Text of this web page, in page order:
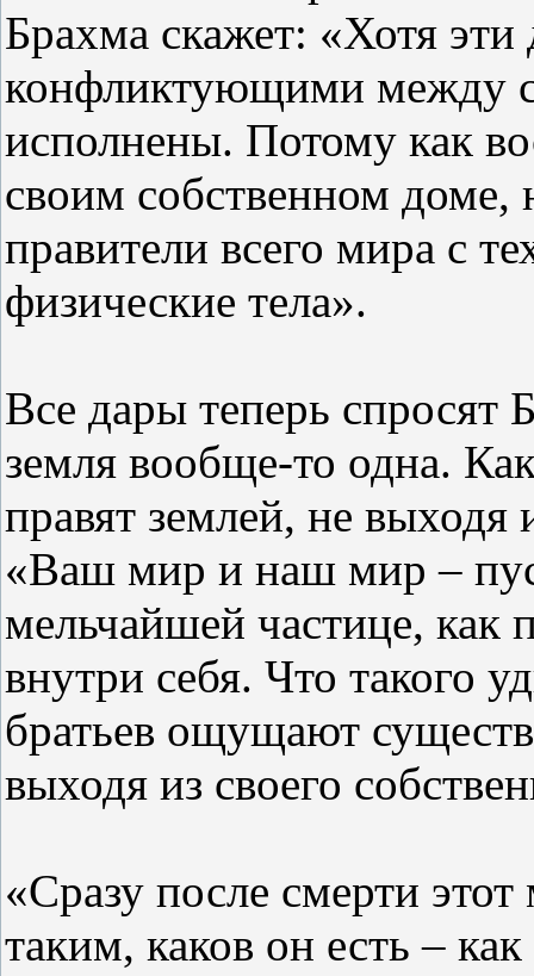
Брахма скажет: «Хотя эти
конфликтующими между
исполнены. Потому как
своим собственном доме,
правители всего мира с
физические тела».
Все дары теперь
земля вообще-то одна.
правят землей, не выходя
«Ваш мир и наш мир –
мельчайшей частице, как
внутри себя. Что такого
братьев ощущают
выходя из своего
«Сразу после смерти
таким, каков он есть –